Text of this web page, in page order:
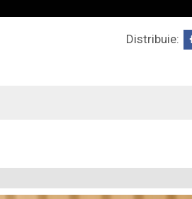
Distribuie: